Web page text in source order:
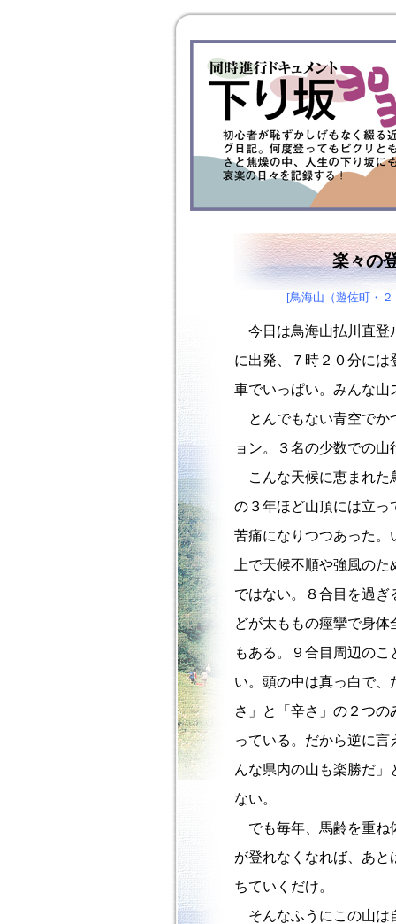
楽々の
[鳥海山（遊佐町・
今日は鳥海山払川直登
に出発、７時２０分に
車でいっぱい。みんな山
とんでもない青空でか
ョン。３名の少数での山
こんな天候に恵まれた
の３年ほど山頂には立っ
苦痛になりつつあった。
上で天候不順や強風の
ではない。８合目を過
どが太ももの痙攣で身
もある。９合目周辺の
い。頭の中は真っ白で
さ」と「辛さ」の２つ
っている。だから逆に
んな県内の山も楽勝だ
ない。
でも毎年、馬齢を重ね
が登れなくなれば、あ
ちていくだけ。
そんなふうにこの山は